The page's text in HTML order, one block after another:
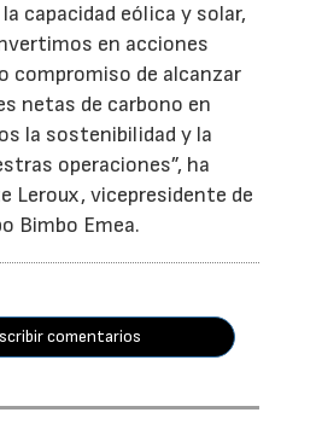
capacidad eólica y solar,
en acciones
compromiso de alcanzar
netas de carbono en
la sostenibilidad y la
operaciones”, ha
Leroux, vicepresidente de
Bimbo Emea.
comentarios